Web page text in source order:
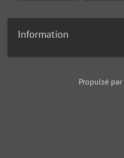
Information
Propulsé par